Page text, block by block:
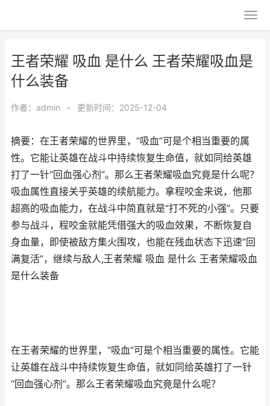
王者荣耀 吸血 是什么 王者荣耀吸血是
什么装备
作者： admin • 更新时间：2025-12-04
摘要：在王者荣耀的世界里，“吸血”可是个相当重要的属
性。它能让英雄在战斗中持续恢复生命值，就如同给英雄
打了一针“回血强心剂”。那么王者荣耀吸血究竟是什么呢？
吸血属性直接关乎英雄的续航能力。拿程咬金来说，他那
超高的吸血能力，在战斗中简直就是“打不死的小强”。只要
参与战斗，程咬金就能凭借强大的吸血效果，不断恢复自
身血量，即使被敌方集火围攻，也能在残血状态下迅速“回
满复活”，继续与敌人,王者荣耀 吸血 是什么 王者荣耀吸血
是什么装备
在王者荣耀的世界里，“吸血”可是个相当重要的属性。它能
让英雄在战斗中持续恢复生命值，就如同给英雄打了一针
“回血强心剂”。那么王者荣耀吸血究竟是什么呢？